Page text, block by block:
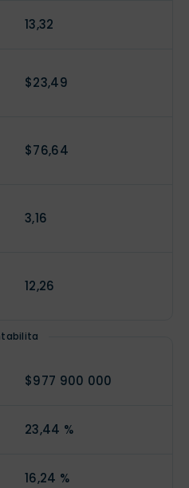
13,32
$23,49
$76,64
3,16
12,26
$977 900 000
23,44 %
16,24 %